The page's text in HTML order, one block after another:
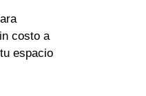
costo a
espacio